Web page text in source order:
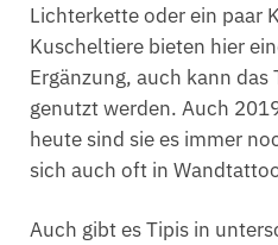
Lichterkette oder ein paar
Kuscheltiere bieten hier
Ergänzung, auch kann
genutzt werden. Auch
heute sind sie es immer
sich auch oft in
Auch gibt es Tipis in